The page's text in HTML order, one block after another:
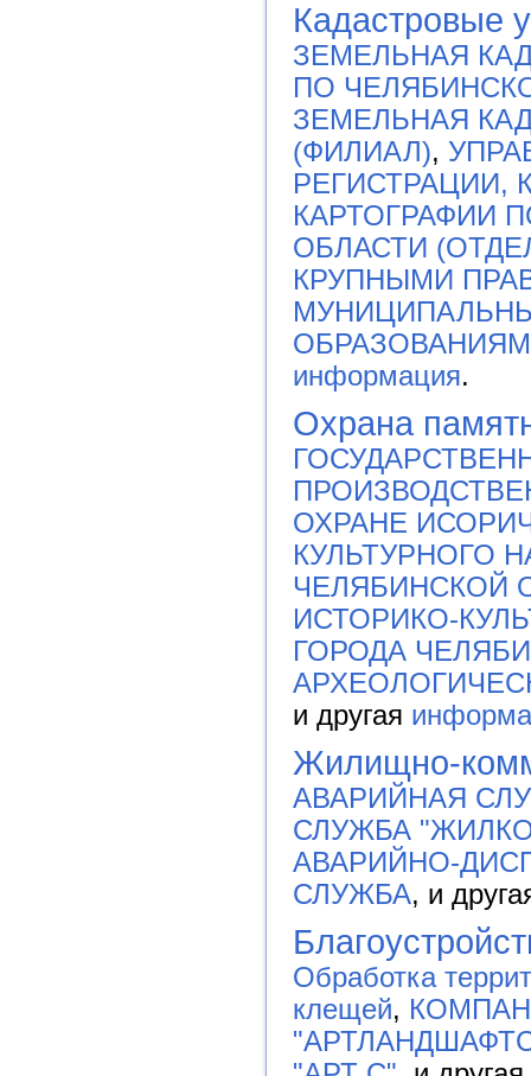
Кадастровые
ЗЕМЕЛЬНАЯ
ПО
ЗЕМЕЛЬНАЯ
(ФИЛИАЛ),
РЕГИСТРАЦИИ,
КАРТОГРАФИИ
ОБЛАСТИ
КРУПНЫМИ
информация.
Охрана
ОХРАНЕ
КУЛЬТУРНОГО
ЧЕЛЯБИНСКОЙ
ИСТОРИКО-
ГОРОДА
и другая
Жилищно-
АВАРИЙНАЯ
СЛУЖБА
АВАРИЙНО-
СЛУЖБА, и
Обработка
клещей,